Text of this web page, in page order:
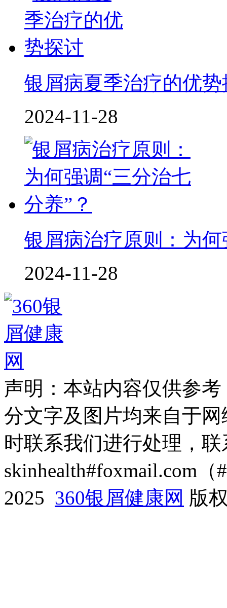
银屑病夏季治疗的优势
2024-11-28
银屑病治疗原则：为
2024-11-28
声明：本站内容仅供参
分文字及图片均来自于
时联系我们进行处理，
skinhealth#foxmail.com（
2025 360银屑健康网 版